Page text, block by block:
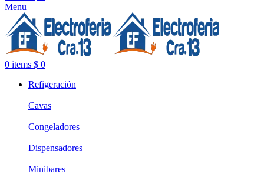
Menu
0 items $ 0
Refigeración
Cavas
Congeladores
Dispensadores
Minibares